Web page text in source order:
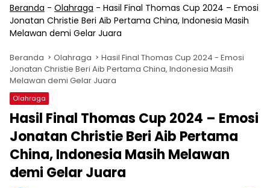
Beranda - Olahraga - Hasil Final Thomas Cup 2024 – Emosi
Jonatan Christie Beri Aib Pertama China, Indonesia Masih
Melawan demi Gelar Juara
Beranda Olahraga
Hasil Final Thomas Cup 2024 - Emosi
Jonatan Christie Beri Aib Pertama China, Indonesia Masih
Melawan demi Gelar Juara
Olahraga
Hasil Final Thomas Cup 2024 – Emosi
Jonatan Christie Beri Aib Pertama
China, Indonesia Masih Melawan
demi Gelar Juara